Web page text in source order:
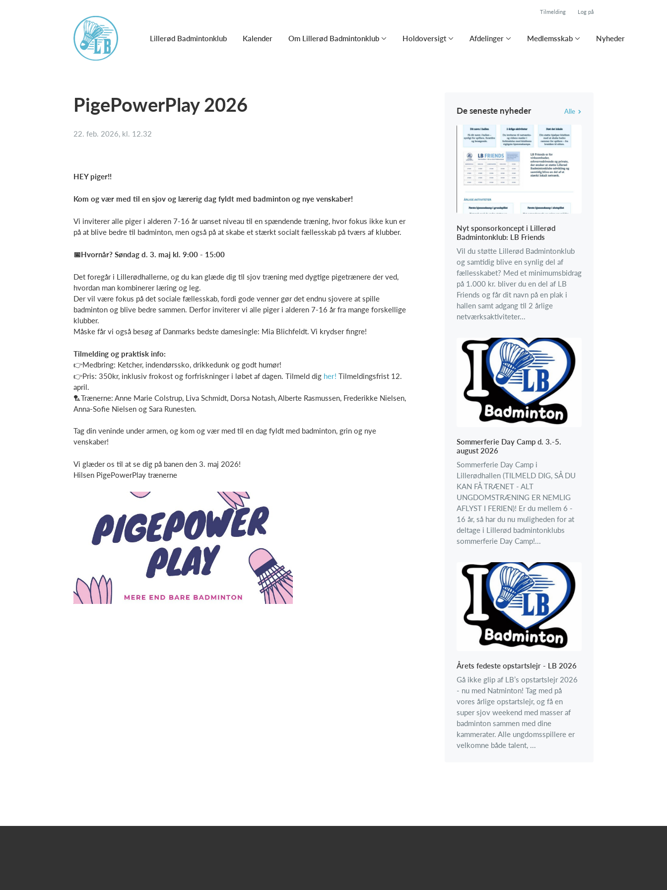
Tilmelding Log på
Lillerød Badmintonklub Kalender Om Lillerød Badmintonklub Holdoversigt Afdelinger Medlemsskab Nyheder
PigePowerPlay 2026
22. feb. 2026, kl. 12.32
HEY piger!!
Kom og vær med til en sjov og lærerig dag fyldt med badminton og nye venskaber!
Vi inviterer alle piger i alderen 7-16 år uanset niveau til en spændende træning, hvor fokus ikke kun er
på at blive bedre til badminton, men også på at skabe et stærkt socialt fællesskab på tværs af klubber.
📅Hvornår? Søndag d. 3. maj kl. 9:00 - 15:00
Det foregår i Lillerødhallerne, og du kan glæde dig til sjov træning med dygtige pigetrænere der ved,
hvordan man kombinerer læring og leg.
Der vil være fokus på det sociale fællesskab, fordi gode venner gør det endnu sjovere at spille
badminton og blive bedre sammen. Derfor inviterer vi alle piger i alderen 7-16 år fra mange forskellige
klubber.
Måske får vi også besøg af Danmarks bedste damesingle: Mia Blichfeldt. Vi krydser fingre!
Tilmelding og praktisk info:
👉Medbring: Ketcher, indendørssko, drikkedunk og godt humør!
👉Pris: 350kr, inklusiv frokost og forfriskninger i løbet af dagen. Tilmeld dig her! Tilmeldingsfrist 12.
april.
🏸Trænerne: Anne Marie Colstrup, Liva Schmidt, Dorsa Notash, Alberte Rasmussen, Frederikke Nielsen,
Anna-Sofie Nielsen og Sara Runesten.
Tag din veninde under armen, og kom og vær med til en dag fyldt med badminton, grin og nye
venskaber!
Vi glæder os til at se dig på banen den 3. maj 2026!
Hilsen PigePowerPlay trænerne
De seneste nyheder Alle
Nyt sponsorkoncept i Lillerød
Badmintonklub: LB Friends
Vil du støtte Lillerød Badmintonklub
og samtidig blive en synlig del af
fællesskabet? Med et minimumsbidrag
på 1.000 kr. bliver du en del af LB
Friends og får dit navn på en plak i
hallen samt adgang til 2 årlige
netværksaktiviteter...
Sommerferie Day Camp d. 3.-5.
august 2026
Sommerferie Day Camp i
Lillerødhallen (TILMELD DIG, SÅ DU
KAN FÅ TRÆNET - ALT
UNGDOMSTRÆNING ER NEMLIG
AFLYST I FERIEN)! Er du mellem 6 -
16 år, så har du nu muligheden for at
deltage i Lillerød badmintonklubs
sommerferie Day Camp!...
Årets fedeste opstartslejr - LB 2026
Gå ikke glip af LB’s opstartslejr 2026
- nu med Natminton! Tag med på
vores årlige opstartslejr, og få en
super sjov weekend med masser af
badminton sammen med dine
kammerater. Alle ungdomsspillere er
velkomne både talent, ...